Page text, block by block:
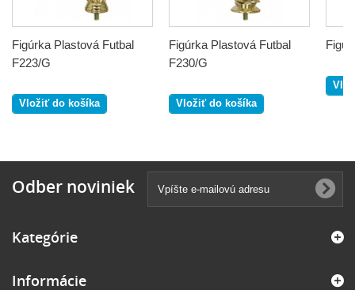
Figúrka Plastová Futbal
F223/G
Vložiť do košíka
Figúrka Plastová Futbal
F230/G
Vložiť do košíka
Odber noviniek
Kategórie
Informácie